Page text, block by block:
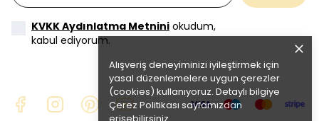
Alışveriş deneyiminizi iyileştirmek için
yasal düzenlemelere uygun çerezler
(cookies) kullanıyoruz. Detaylı bilgiye
Çerez Politikası sayfamızdan
KVKK Aydınlatma Metnini okudum,
kabul ediyorum.